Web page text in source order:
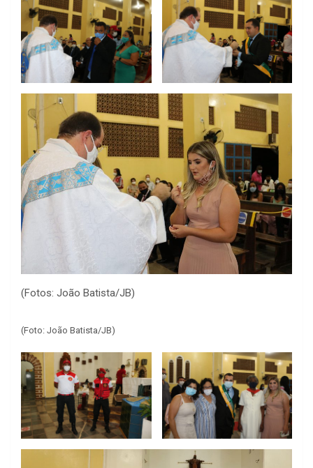
(Fotos: João Batista/JB)
(Foto: João Batista/JB)